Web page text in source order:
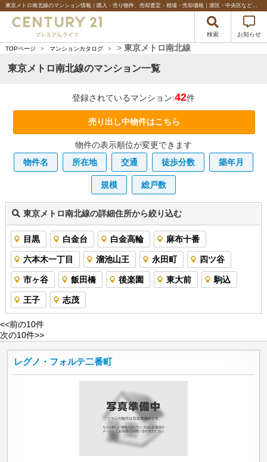
東京メトロ南北線のマンション情報｜購入・売り物件、売却査定・相場・売却価格｜港区・中央区などベイエリアの不動産のことならセンチュリー21プレミアムライフ
検索 お知らせ
TOPページ > マンションカタログ > > 東京メトロ南北線
東京メトロ南北線のマンション一覧
登録されているマンション:42件
売り出し中物件はこちら
物件の表示順位が変更できます
物件名
所在地 交通 徒歩分数 築年月
規模 総戸数
東京メトロ南北線の詳細住所から絞り込む
目黒 白金台 白金高輪 麻布十番
六本木一丁目 溜池山王 永田町 四ツ谷
市ヶ谷 飯田橋 後楽園 東大前 駒込
王子 志茂
<<前の10件
次の10件>>
レグノ・フォルテ二番町